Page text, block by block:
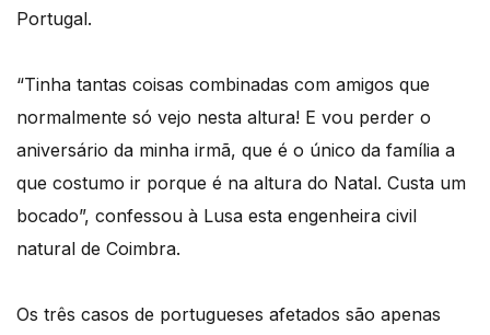
Portugal.
“Tinha tantas coisas combinadas com amigos que
normalmente só vejo nesta altura! E vou perder o
aniversário da minha irmã, que é o único da família a
que costumo ir porque é na altura do Natal. Custa um
bocado”, confessou à Lusa esta engenheira civil
natural de Coimbra.
Os três casos de portugueses afetados são apenas